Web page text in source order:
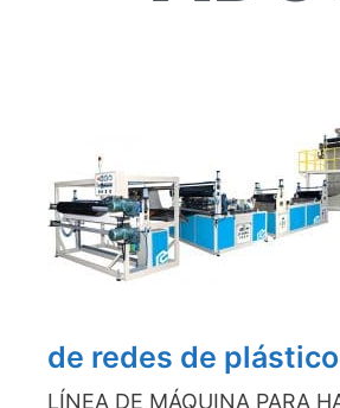
de redes de plástico
LÍNEA DE MÁQUINA PARA